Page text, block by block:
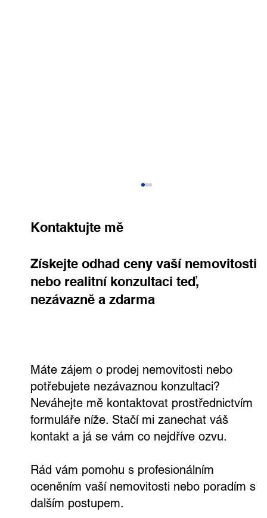
Kontaktujte mě
Získejte odhad ceny vaší nemovitosti
nebo realitní konzultaci teď,
nezávazně a zdarma
Máte zájem o prodej nemovitosti nebo
potřebujete nezávaznou konzultaci?
Neváhejte mě kontaktovat prostřednictvím
formuláře níže. Stačí mi zanechat váš
kontakt a já se vám co nejdříve ozvu.
Rád vám pomohu s profesionálním
oceněním vaší nemovitosti nebo poradím s
dalším postupem.